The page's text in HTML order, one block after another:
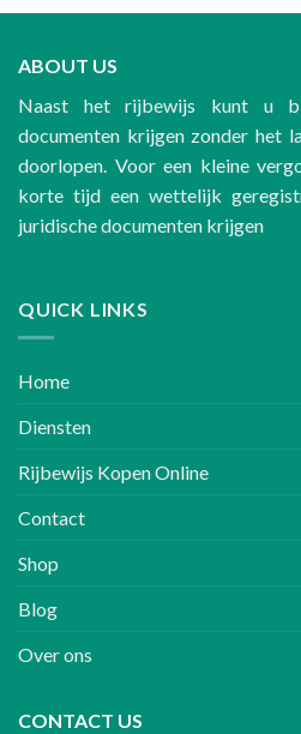
€
ABOUT US
Naast het rijbewijs kunt u
documenten krijgen zonder het
doorlopen. Voor een kleine
korte tijd een wettelijk
juridische documenten krijgen
QUICK LINKS
Home
Diensten
Rijbewijs Kopen Online
Contact
Shop
Blog
Over ons
CONTACT US